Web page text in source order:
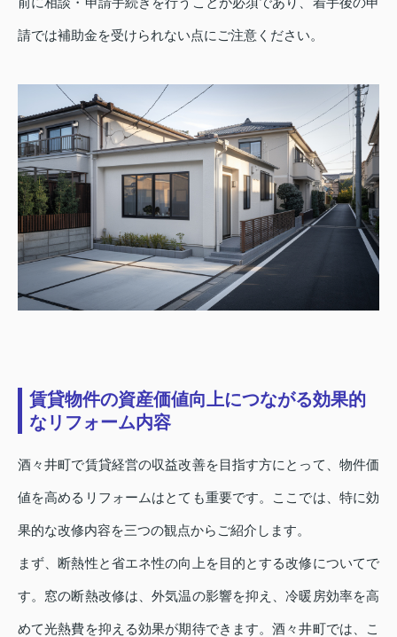
請では補助金を受けられない点にご注意ください。
賃貸物件の資産価値向上につながる効果的
なリフォーム内容
酒々井町で賃貸経営の収益改善を目指す方にとって、物件価
値を高めるリフォームはとても重要です。ここでは、特に効
果的な改修内容を三つの観点からご紹介します。
まず、断熱性と省エネ性の向上を目的とする改修についてで
す。窓の断熱改修は、外気温の影響を抑え、冷暖房効率を高
めて光熱費を抑える効果が期待できます。酒々井町では、こ